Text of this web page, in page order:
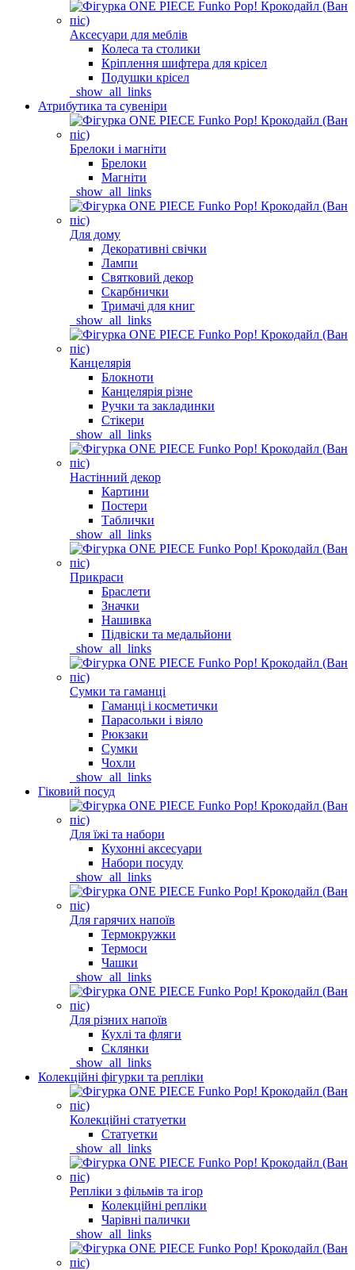
Аксесуари для меблів
Колеса та столики
Кріплення шифтера для крісел
Подушки крісел
_show_all_links
Атрибутика та сувеніри
Брелоки і магніти
Брелоки
Магніти
_show_all_links
Для дому
Декоративні свічки
Лампи
Святковий декор
Скарбнички
Тримачі для книг
_show_all_links
Канцелярія
Блокноти
Канцелярія різне
Ручки та закладинки
Стікери
_show_all_links
Настінний декор
Картини
Постери
Таблички
_show_all_links
Прикраси
Браслети
Значки
Нашивка
Підвіски та медальйони
_show_all_links
Сумки та гаманці
Гаманці і косметички
Парасольки і віяло
Рюкзаки
Сумки
Чохли
_show_all_links
Гіковий посуд
Для їжі та набори
Кухонні аксесуари
Набори посуду
_show_all_links
Для гарячих напоїв
Термокружки
Термоси
Чашки
_show_all_links
Для різних напоїв
Кухлі та фляги
Склянки
_show_all_links
Колекційні фігурки та репліки
Колекційні статуетки
Статуетки
_show_all_links
Репліки з фільмів та ігор
Колекційні репліки
Чарівні палички
_show_all_links